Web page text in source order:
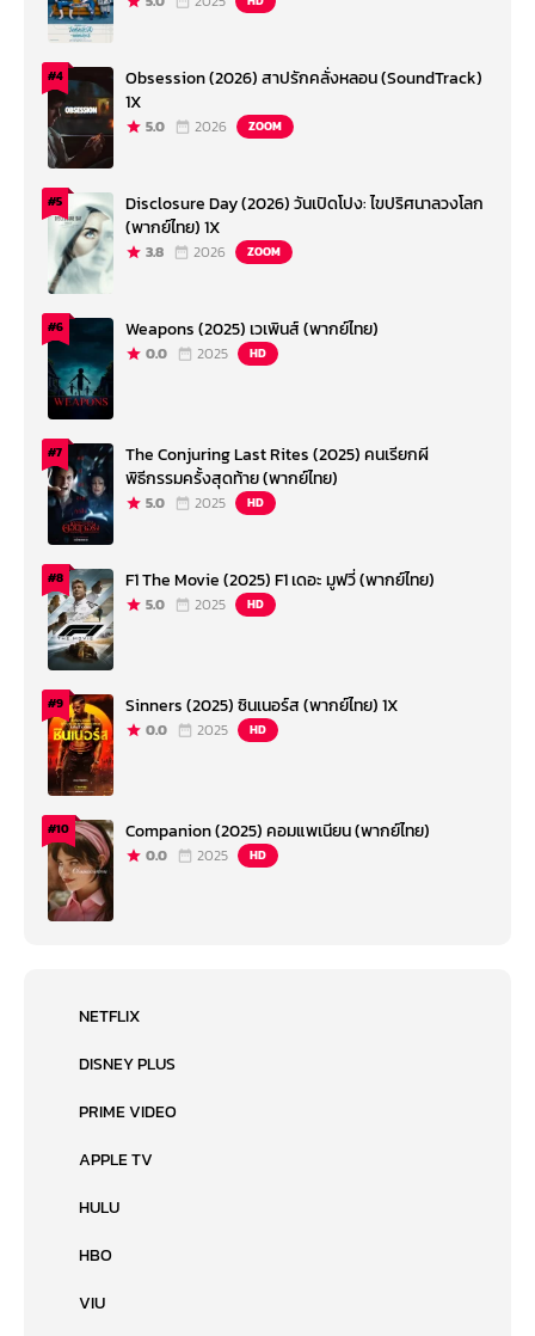
#4
Obsession (2026) สาปรักคลั่งหลอน (SoundTrack)
1X
5.0 2026 ZOOM
#5
Disclosure Day (2026) วันเปิดโปง: ไขปริศนาลวงโลก
(พากย์ไทย) 1X
3.8 2026 ZOOM
#6 Weapons (2025) เวเพินส์ (พากย์ไทย)
0.0 2025 HD
#7
The Conjuring Last Rites (2025) คนเรียกผี
พิธีกรรมครั้งสุดท้าย (พากย์ไทย)
5.0 2025 HD
#8 F1 The Movie (2025) F1 เดอะ มูฟวี่ (พากย์ไทย)
5.0 2025 HD
#9 Sinners (2025) ซินเนอร์ส (พากย์ไทย) 1X
0.0 2025 HD
#10 Companion (2025) คอมแพเนียน (พากย์ไทย)
0.0 2025 HD
NETFLIX
DISNEY PLUS
PRIME VIDEO
APPLE TV
HULU
HBO
VIU